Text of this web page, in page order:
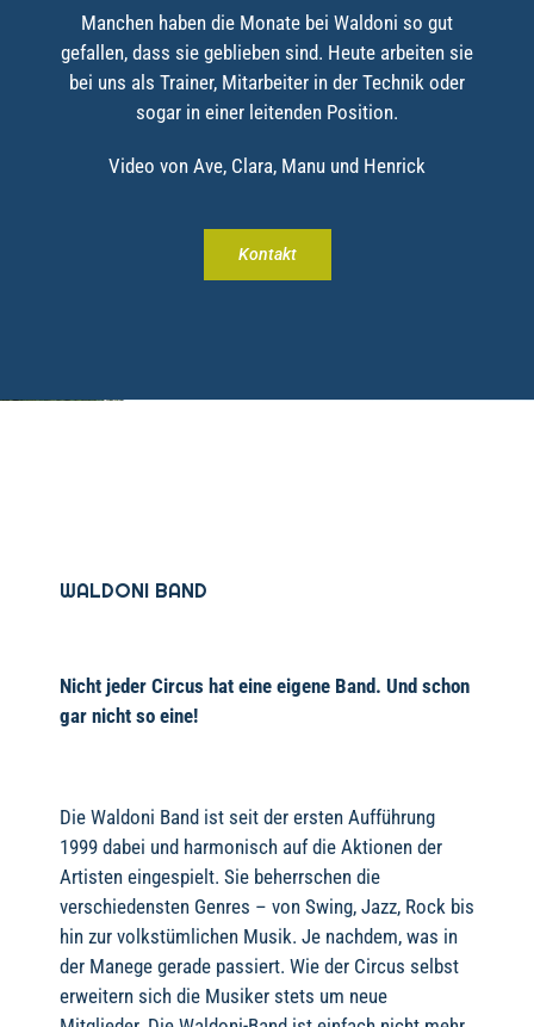
Manchen haben die Monate bei Waldoni so gut
gefallen, dass sie geblieben sind. Heute arbeiten sie
bei uns als Trainer, Mitarbeiter in der Technik oder
sogar in einer leitenden Position.
Video von Ave, Clara, Manu und Henrick
Kontakt
WALDONI BAND
Nicht jeder Circus hat eine eigene Band. Und schon
gar nicht so eine!
Die Waldoni Band ist seit der ersten Aufführung
1999 dabei und harmonisch auf die Aktionen der
Artisten eingespielt. Sie beherrschen die
verschiedensten Genres – von Swing, Jazz, Rock bis
hin zur volkstümlichen Musik. Je nachdem, was in
der Manege gerade passiert. Wie der Circus selbst
erweitern sich die Musiker stets um neue